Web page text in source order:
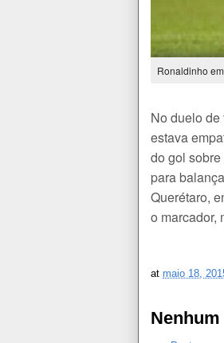
Ronaldinho
No duelo
estava
do gol
para
Querétaro,
o marcador,
at maio 18,